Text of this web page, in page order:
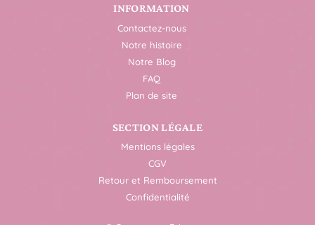
INFORMATION
Contactez-nous
Notre histoire
Notre Blog
FAQ
Plan de site
SECTION LÉGALE
Mentions légales
CGV
Retour et Remboursement
Confidentialité